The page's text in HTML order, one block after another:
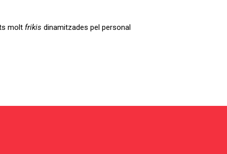
molt frikis dinamitzades pel personal